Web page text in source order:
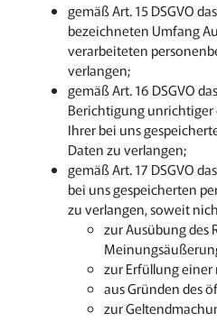
gemäß Art. 15 DSGVO
bezeichneten Umfang
verarbeiteten
verlangen;
gemäß Art. 16 DSGVO
Berichtigung
Ihrer bei uns
Daten zu verlangen;
gemäß Art. 17 DSGVO
bei uns gespeicherten
zu verlangen, soweit
zur Ausübung des
zur Erfüllung
aus Gründen des
zur